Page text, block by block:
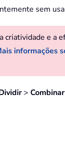
sem
criatividade e a
informações
>